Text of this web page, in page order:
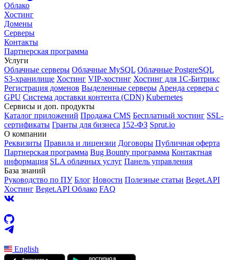
Облако
Хостинг
Домены
Серверы
Контакты
Партнерская программа
Услуги
Облачные серверы Облачные MySQL Облачные PostgreSQL
S3-хранилище Хостинг VIP-хостинг Хостинг для 1C-Битрикс
Регистрация доменов Выделенные серверы Аренда сервера с
GPU Система доставки контента (CDN) Kubernetes
Cервисы и доп. продукты
Каталог приложений Продажа CMS Бесплатный хостинг SSL-
сертификаты Гранты для бизнеса 152-ФЗ Sprut.io
О компании
Реквизиты Правила и лицензии Договоры Публичная оферта
Партнерская программа Bug Bounty программа Контактная
информация SLA облачных услуг Панель управления
База знаний
Руководство по ПУ Блог Новости Полезные статьи Beget.API
Хостинг Beget.API Облако FAQ
English